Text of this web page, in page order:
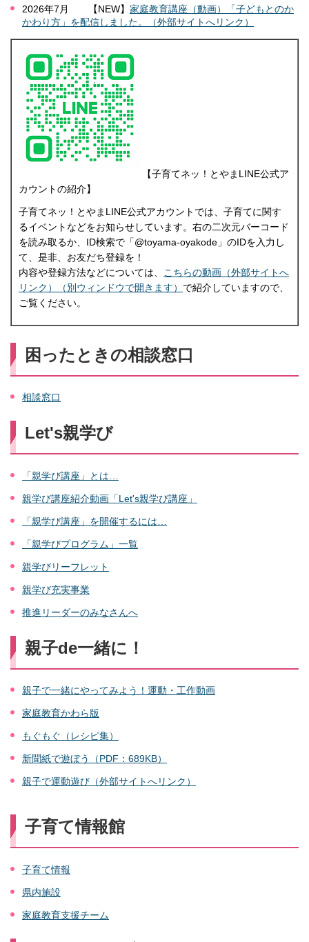
2026年7月 【NEW】 家庭教育講座（動画）「子どもとのか
かわり方」を配信しました。（外部サイトへリンク）
【子育てネッ！とやまLINE公式ア
カウントの紹介】
子育てネッ！とやまLINE公式アカウントでは、子育てに関す
るイベントなどをお知らせしています。右の二次元バーコード
を読み取るか、ID検索で「@toyama-oyakode」のIDを入力し
て、是非、お友だち登録を！
内容や登録方法などについては、
こちらの動画（外部サイトへ
リンク）（別ウィンドウで開きます） で紹介していますので、
ご覧ください。
困ったときの相談窓口
相談窓口
Let's親学び
「親学び講座」とは…
親学び講座紹介動画「Let's親学び講座」
「親学び講座」を開催するには…
「親学びプログラム」一覧
親学びリーフレット
親学び充実事業
推進リーダーのみなさんへ
親子de一緒に！
親子で一緒にやってみよう！運動・工作動画
家庭教育かわら版
もぐもぐ（レシピ集）
新聞紙で遊ぼう（PDF：689KB）
親子で運動遊び（外部サイトへリンク）
子育て情報館
子育て情報
県内施設
家庭教育支援チーム